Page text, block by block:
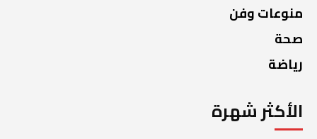
منوعات وفن
صحة
رياضة
الأكثر شهرة